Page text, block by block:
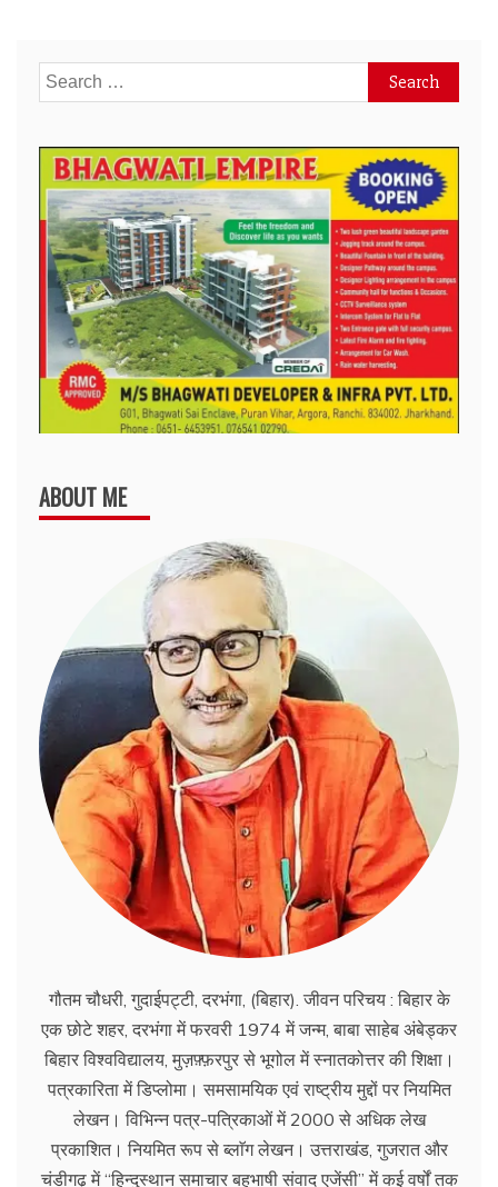
Search
for:
ABOUT ME
गौतम चौधरी, गुदाईपट्टी, दरभंगा, (बिहार). जीवन परिचय : बिहार के
एक छोटे शहर, दरभंगा में फरवरी 1974 में जन्म, बाबा साहेब अंबेड्कर
बिहार विश्वविद्यालय, मुज़फ़्फ़रपुर से भूगोल में स्नातकोत्तर की शिक्षा।
पत्रकारिता में डिप्लोमा। समसामयिक एवं राष्ट्रीय मुद्दों पर नियमित
लेखन। विभिन्न पत्र-पत्रिकाओं में 2000 से अधिक लेख
प्रकाशित। नियमित रूप से ब्लाॅग लेखन। उत्तराखंड, गुजरात और
चंडीगढ़ में ‘‘हिन्दुस्थान समाचार बहुभाषी संवाद एजेंसी’’ में कई वर्षों तक